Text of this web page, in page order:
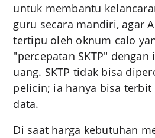
untuk membantu
guru secara mandiri, agar
tertipu oleh oknum calo
"percepatan SKTP"
uang. SKTP tidak bisa
pelicin; ia hanya bisa terbit
data.
Di saat harga kebutuhan